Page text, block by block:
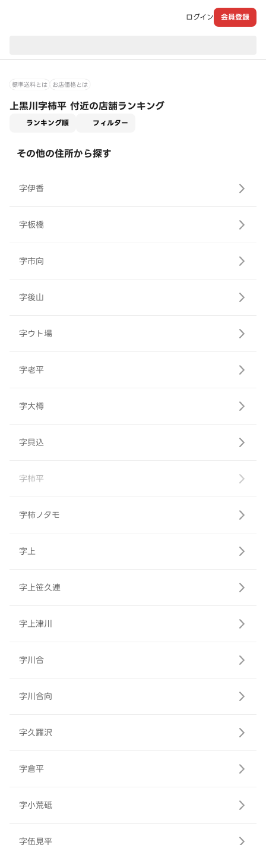
ログイン 会員登録
標準送料とは お店価格とは
上黒川字柿平 付近の店舗ランキング
ランキング順 フィルター
その他の住所から探す
字伊香
字板橋
字市向
字後山
字ウト場
字老平
字大樽
字貝込
字柿平
字柿ノタモ
字上
字上笹久連
字上津川
字川合
字川合向
字久羅沢
字倉平
字小荒砥
字伍見平